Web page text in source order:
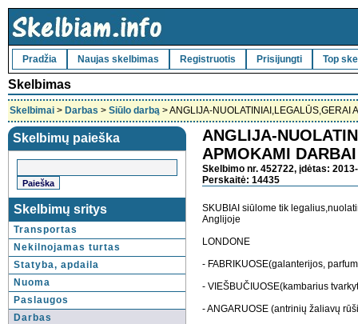
Pradžia Naujas skelbimas Registruotis Prisijungti Top
Skelbimas
Skelbimai > Darbas > Siūlo darbą > ANGLIJA-NUOLATINIAI,LEGALŪS,GERAI
Skelbimų paieška
Skelbimų sritys
Transportas
Nekilnojamas turtas
Statyba, apdaila
Nuoma
Paslaugos
Darbas
ANGLIJA-
APMOKAMI DARBAI
Skelbimo nr. 452722, įdėtas:
Perskaitė: 14435
SKUBIAI siūlome tik
Anglijoje
LONDONE
- FABRIKUOSE(galanterijos,
- VIEŠBUČIUOSE(kambarius
- ANGARUOSE (antrinių žaliavų